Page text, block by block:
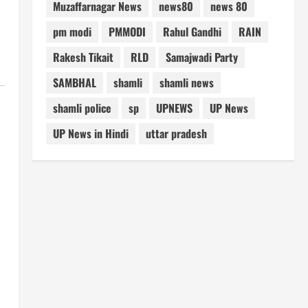
Muzaffarnagar News news80
news 80
pm modi
PMMODI Rahul Gandhi
RAIN
Rakesh Tikait
RLD
Samajwadi Party
SAMBHAL
shamli
shamli news
shamli police
sp UPNEWS
UP News
UP News in Hindi
uttar pradesh